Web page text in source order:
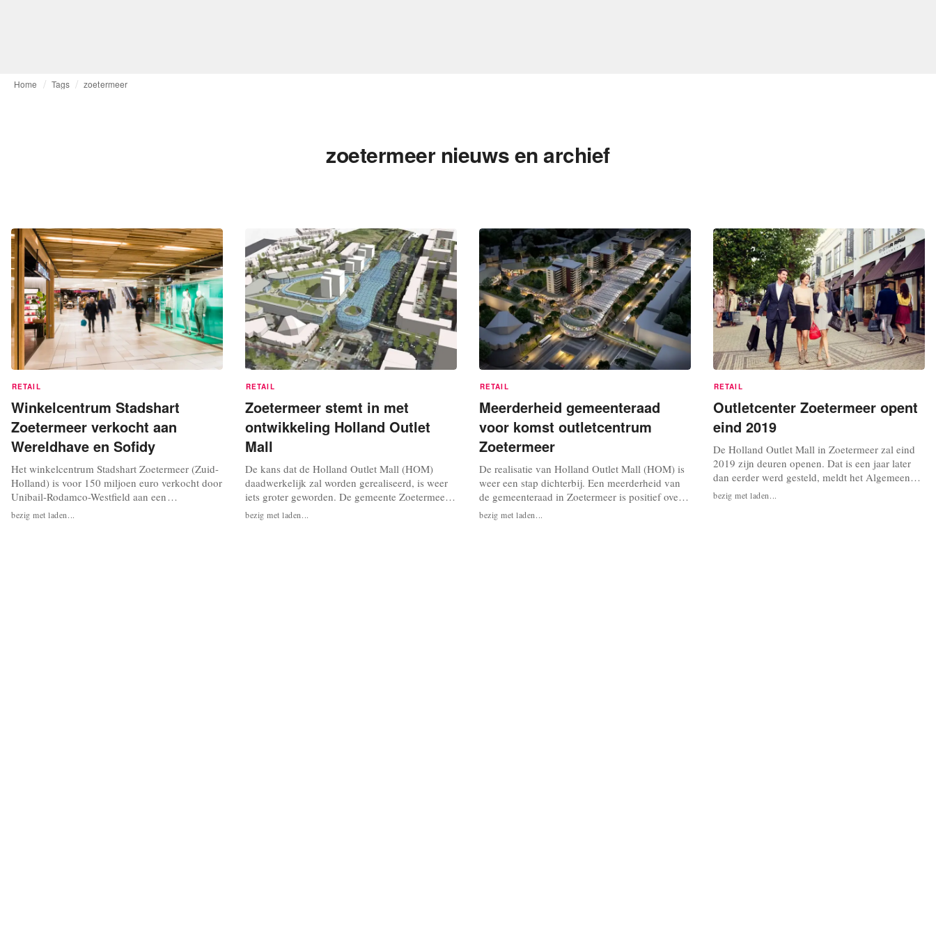
Home Tags zoetermeer
zoetermeer nieuws en archief
RETAIL
Winkelcentrum Stadshart
Zoetermeer verkocht aan
Wereldhave en Sofidy
Het winkelcentrum Stadshart Zoetermeer (Zuid-
Holland) is voor 150 miljoen euro verkocht door
Unibail-Rodamco-Westfield aan een
samenwerkingsverband tussen de Franse
vastgoedinvesteerder Sofidy en het Nederlandse
bezig met laden...
RETAIL
Zoetermeer stemt in met
ontwikkeling Holland Outlet
Mall
De kans dat de Holland Outlet Mall (HOM)
daadwerkelijk zal worden gerealiseerd, is weer
iets groter geworden. De gemeente Zoetermeer
wil doorgaan met de ontwikkeling van het
outletcentrum, dat heeft een ruime meerderheid
bezig met laden...
RETAIL
Meerderheid gemeenteraad
voor komst outletcentrum
Zoetermeer
De realisatie van Holland Outlet Mall (HOM) is
weer een stap dichterbij. Een meerderheid van
de gemeenteraad in Zoetermeer is positief over
de komst van het outletcentrum. Dat meldt
omroep West. Holland Outlet Mall moet een
bezig met laden...
RETAIL
Outletcenter Zoetermeer opent
eind 2019
De Holland Outlet Mall in Zoetermeer zal eind
2019 zijn deuren openen. Dat is een jaar later
dan eerder werd gesteld, meldt het Algemeen
Dagblad. De openingsdatum is uitgesteld, omdat
het bestemmingsplan moet worden aangepast
bezig met laden...